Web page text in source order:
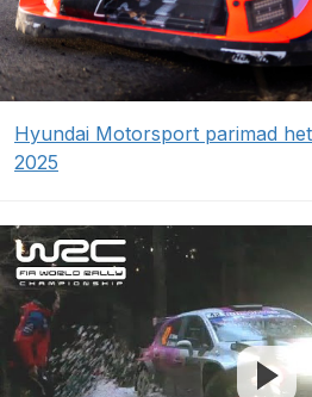
Hyundai Motorsport parimad
2025